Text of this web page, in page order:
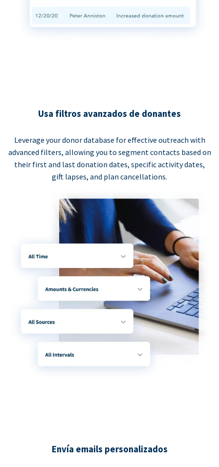
Usa filtros avanzados de donantes
Leverage your donor database for effective outreach with
advanced filters, allowing you to segment contacts based on
their first and last donation dates, specific activity dates,
gift lapses, and plan cancellations.
Envía emails personalizados